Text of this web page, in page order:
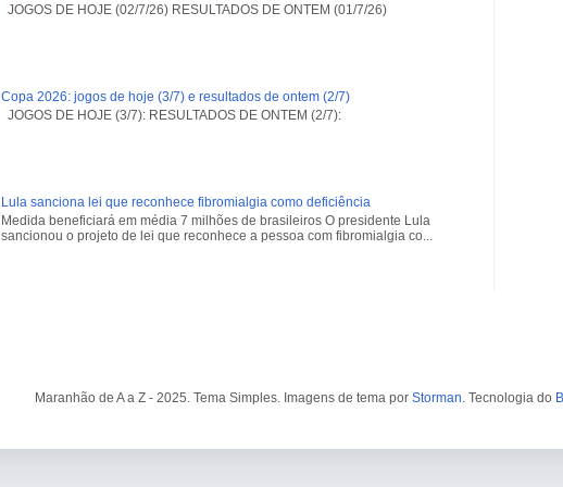
JOGOS DE HOJE (02/7/26) RESULTADOS DE ONTEM (01/7/26)
Copa 2026: jogos de hoje (3/7) e resultados de ontem (2/7)
JOGOS DE HOJE (3/7): RESULTADOS DE ONTEM (2/7):
Lula sanciona lei que reconhece fibromialgia como deficiência
Medida beneficiará em média 7 milhões de brasileiros O presidente Lula
sancionou o projeto de lei que reconhece a pessoa com fibromialgia co...
Maranhão de A a Z - 2025. Tema Simples. Imagens de tema por Storman . Tecnologia do